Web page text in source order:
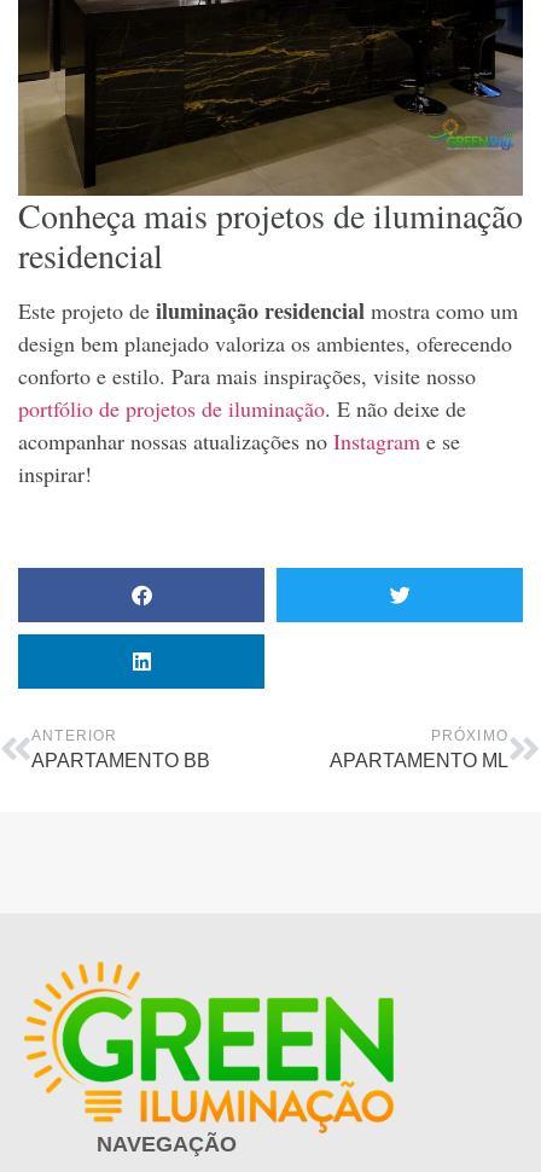
Conheça mais projetos de iluminação
residencial
Este projeto de iluminação residencial mostra como um
design bem planejado valoriza os ambientes, oferecendo
conforto e estilo. Para mais inspirações, visite nosso
portfólio de projetos de iluminação. E não deixe de
acompanhar nossas atualizações no Instagram e se
inspirar!
ANTERIOR
APARTAMENTO BB
PRÓXIMO
APARTAMENTO ML
NAVEGAÇÃO